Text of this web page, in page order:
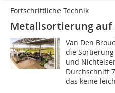
Fortschrittliche Technik
Metallsortierung auf
Van Den
die
und
Durchschnitt
das keine